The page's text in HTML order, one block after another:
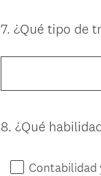
Question
7. ¿Qué tipo de
Question
8. ¿Qué
Contabilidad